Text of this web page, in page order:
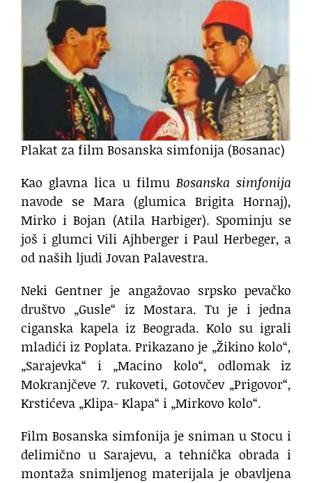
Plakat za film Bosanska simfonija (Bosanac)
Kao glavna lica u filmu Bosanska simfonija
navode se Mara (glumica Brigita Hornaj),
Mirko i Bojan (Atila Harbiger). Spominju se
još i glumci Vili Ajhberger i Paul Herbeger, a
od naših ljudi Jovan Palavestra.
Neki Gentner je angažovao srpsko pevačko
društvo „Gusle“ iz Mostara. Tu je i jedna
ciganska kapela iz Beograda. Kolo su igrali
mladići iz Poplata. Prikazano je „Žikino kolo“,
„Sarajevka“ i „Macino kolo“, odlomak iz
Mokranjčeve 7. rukoveti, Gotovčev „Prigovor“,
Krstićeva „Klipa- Klapa“ i „Mirkovo kolo“.
Film Bosanska simfonija je sniman u Stocu i
delimično u Sarajevu, a tehnička obrada i
montaža snimljenog materijala je obavljena